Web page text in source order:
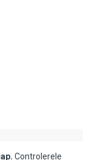
Controlerele